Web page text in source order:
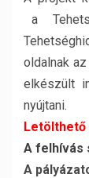
a
oldalnak
elkészült
nyújtani.
Letölthető
A felhívás
A